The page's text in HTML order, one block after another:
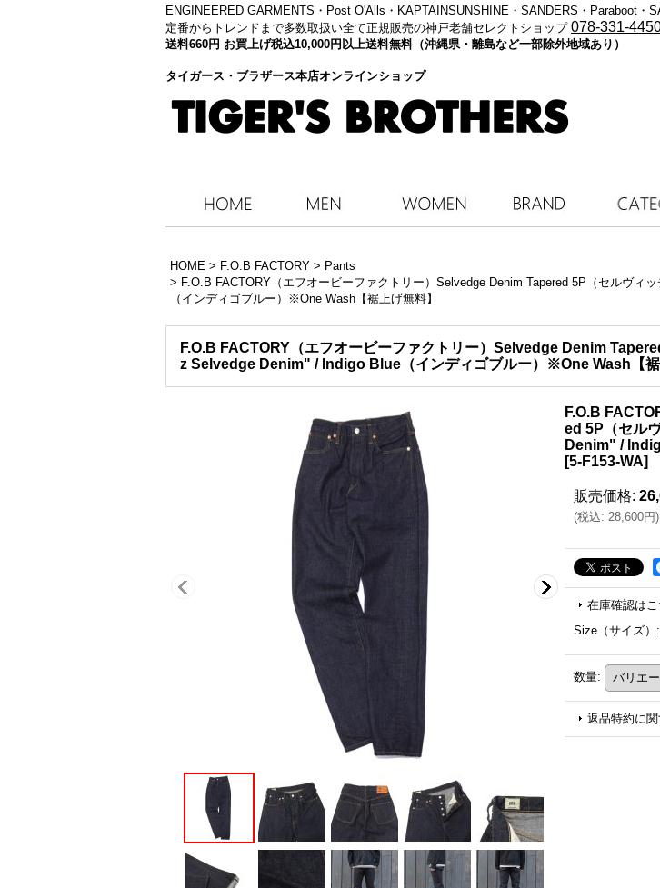
ENGINEERED GARMENTS・ Post O'Alls・KAPTAINSUNSHINE・SANDERS・Paraboot・
定番からトレンドまで多数取扱い全て正規販売の神戸老舗セレクトショップ 078-331-
送料660円 お買上げ税込10,000円以上送料無料（沖縄県・離島など一部除外地域あり）
タイガース・ブラザース本店オンラインショップ
HOME > F.O.B FACTORY > Pants
> F.O.B FACTORY（エフオービーファクトリー）Selvedge Denim Tapered 5P（セルヴ
（インディゴブルー）※One Wash【裾上げ無料】
F.O.B FACTORY（エフオービーファクトリー）Selvedge Denim
z Selvedge Denim" / Indigo Blue（インディゴブルー）※One Wash【裾
F.O.B
ed 5P（セル
Denim" /
[5-F153-WA]
販売価格:
(税込: 28,600円)
在庫確認はこ
Size（サイズ） :
数量:
返品特約に